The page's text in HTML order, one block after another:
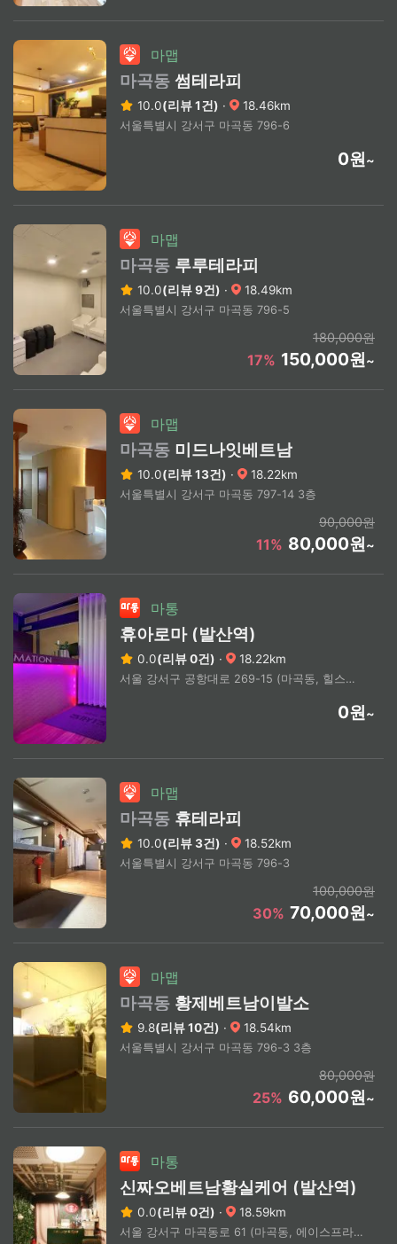
마맵
마곡동 썸테라피
10.0(리뷰 1건) · 18.46km
서울특별시 강서구 마곡동 796-6
0원~
마맵
마곡동 루루테라피
10.0(리뷰 9건) · 18.49km
서울특별시 강서구 마곡동 796-5
180,000원
17% 150,000원~
마맵
마곡동 미드나잇베트남
10.0(리뷰 13건) · 18.22km
서울특별시 강서구 마곡동 797-14 3층
90,000원
11% 80,000원~
마통
휴아로마 (발산역)
0.0(리뷰 0건) · 18.22km
서울 강서구 공항대로 269-15 (마곡동, 힐스테이트에코마곡)
0원~
마맵
마곡동 휴테라피
10.0(리뷰 3건) · 18.52km
서울특별시 강서구 마곡동 796-3
100,000원
30% 70,000원~
마맵
마곡동 황제베트남이발소
9.8(리뷰 10건) · 18.54km
서울특별시 강서구 마곡동 796-3 3층
80,000원
25% 60,000원~
마통
신짜오베트남황실케어 (발산역)
0.0(리뷰 0건) · 18.59km
서울 강서구 마곡동로 61 (마곡동, 에이스프라자)